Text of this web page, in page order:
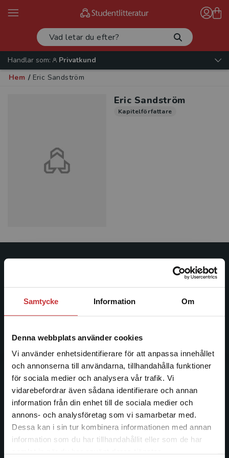
Samtycke Information Om
Denna webbplats använder cookies
Vi använder enhetsidentifierare för att anpassa innehållet
och annonserna till användarna, tillhandahålla funktioner
för sociala medier och analysera vår trafik. Vi
vidarebefordrar även sådana identifierare och annan
information från din enhet till de sociala medier och
annons- och analysföretag som vi samarbetar med.
Dessa kan i sin tur kombinera informationen med annan
information som du har tillhandahållit eller som de har
Begränsad fraktregion
Det verkar som att du besöker
Handlar som:
Privatkund
Hem / Eric Sandström
Eric Sandström
Kapitelförfattare
Studentlitteratur grundades 1963 och är idag Sveriges
ledande utbildningsförlag. Med läromedel, kurslitteratur,
facklitteratur, utbildningar och digitala
längs hela kunskapsresan.
Kontakta oss
Kontakta oss
046-31 20 00
Postadress:
Box 141